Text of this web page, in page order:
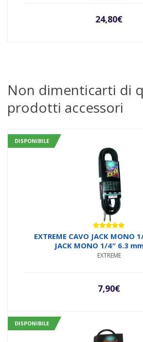
24,80€
Non dimenticarti di
prodotti accessori
DISPONIBILE
Valutato
5.00su 5
EXTREME CAVO JACK MONO
JACK MONO 1/4″ 6.3
EXTREME
7,90€
DISPONIBILE